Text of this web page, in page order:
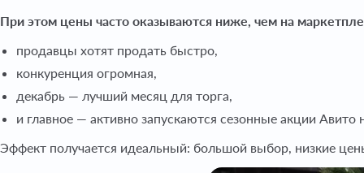
При этом цены часто оказываются ниже, чем на
продавцы хотят продать быстро,
конкуренция огромная,
декабрь — лучший месяц для торга,
и главное — активно запускаются сезонные акции
Эффект получается идеальный: большой выбор, низкие